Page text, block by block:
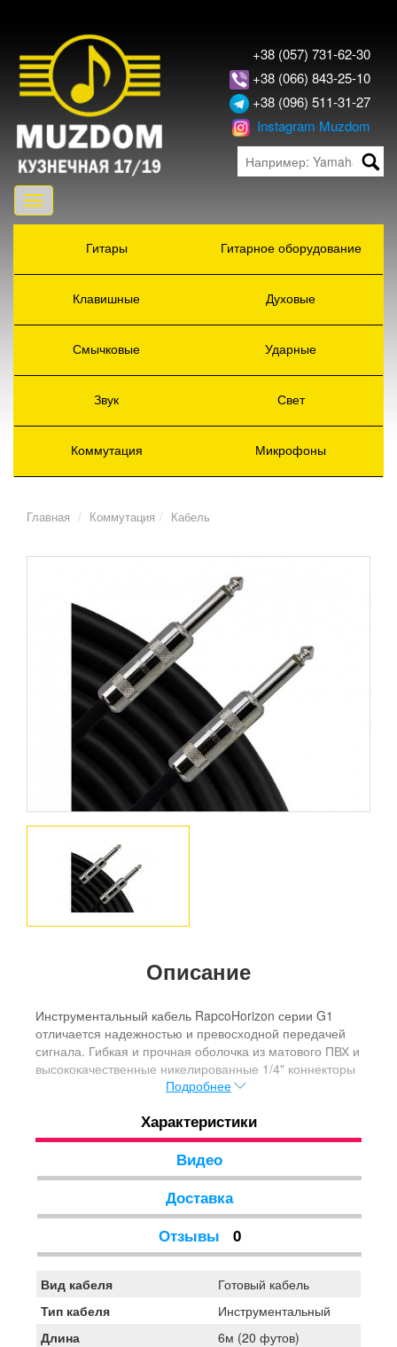
+38 (057) 731-62-30
+38 (066) 843-25-10
+38 (096) 511-31-27
Instagram Muzdom
Toggle
navigation
Гитары
Гитарное оборудование
Клавишные Духовые
Смычковые Ударные
Звук Свет
Коммутация Микрофоны
Главная Коммутация Кабель
Описание
Инструментальный кабель RapcoHorizon серии G1
отличается надежностью и превосходной передачей
сигнала. Гибкая и прочная оболочка из матового ПВХ и
высококачественные никелированные 1/4" коннекторы
обеспечат долгие годы работы кабеля даже в самых
прошел строгий контроль качества на фабрике
RapcoHorizon в США.
Подробнее
Характеристики
Видео
Доставка
Отзывы
0
Вид кабеля
Готовый кабель
Тип кабеля
Инструментальный
Длина
6м (20 футов)